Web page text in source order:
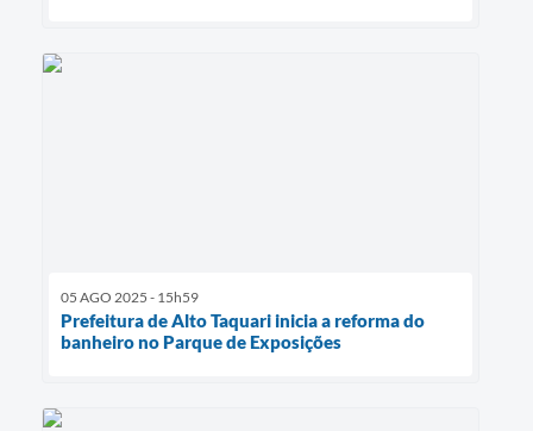
05 AGO 2025 - 15h59
Prefeitura de Alto Taquari inicia a reforma do
banheiro no Parque de Exposições